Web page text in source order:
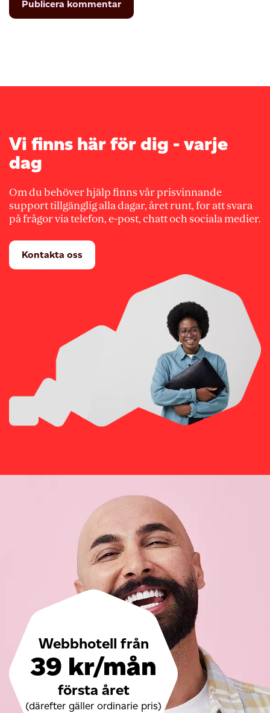
Vi finns här för dig - varje
dag
Om du behöver hjälp finns vår prisvinnande
support tillgänglig alla dagar, året runt, for att svara
på frågor via telefon, e-post, chatt och sociala medier.
Kontakta oss
Webbhotell från
39 kr/mån
första året
(därefter gäller ordinarie pris)